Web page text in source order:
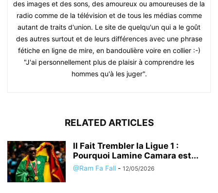
des images et des sons, des amoureux ou amoureuses de la
radio comme de la télévision et de tous les médias comme
autant de traits d'union. Le site de quelqu'un qui a le goût
des autres surtout et de leurs différences avec une phrase
fétiche en ligne de mire, en bandoulière voire en collier :-)
"J'ai personnellement plus de plaisir à comprendre les
hommes qu'à les juger".
RELATED ARTICLES
Il Fait Trembler la Ligue 1 :
Pourquoi Lamine Camara est...
@Ram Fa Fall - 12/05/2026